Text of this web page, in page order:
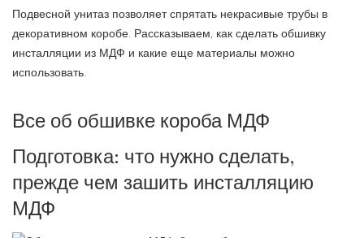
Подвесной унитаз позволяет спрятать некрасивые трубы в
декоративном коробе. Рассказываем, как сделать обшивку
инсталляции из МДФ и какие еще материалы можно
использовать.
Все об обшивке короба МДФ
Подготовка: что нужно сделать,
прежде чем зашить инсталляцию
МДФ